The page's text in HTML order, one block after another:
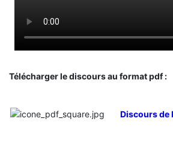
Télécharger le discours au format pdf :
Discours de